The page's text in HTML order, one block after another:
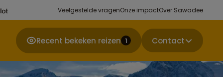
Veelgestelde vragenOnze impactOver Sawadee
Recent bekeken reizen 1 Contact